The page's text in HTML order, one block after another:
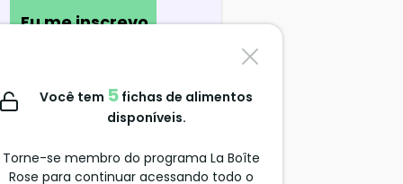
Eu me inscrevo
Contate-nos
support@alimentation-
Você tem 5 fichas de alimentos
disponíveis.
Torne-se membro do programa La Boîte
Rose para continuar acessando todo o